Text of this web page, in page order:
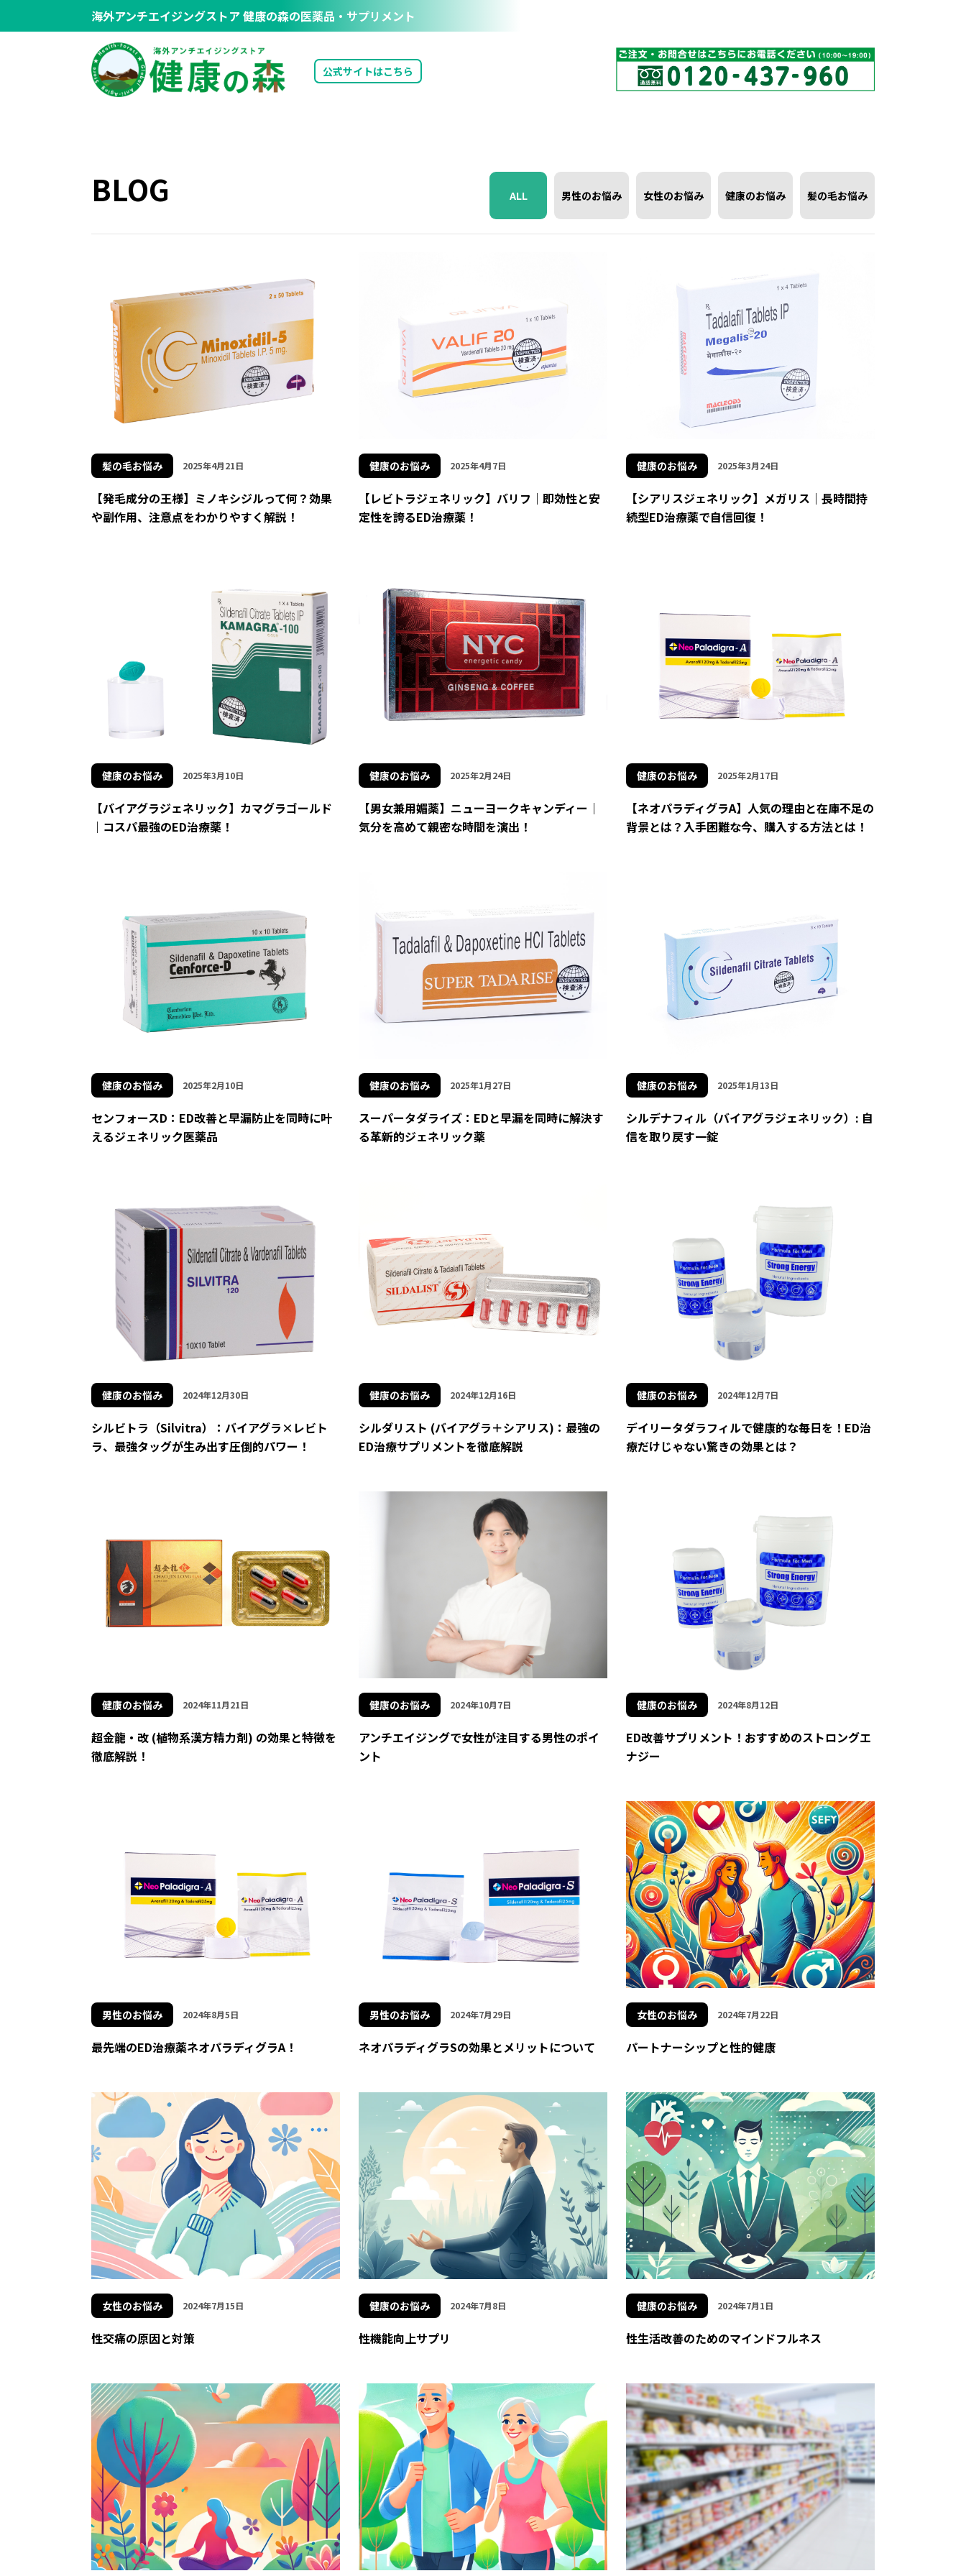
海外アンチエイジングストア健康の森の医薬品・サプリメント
公式サイトはこちら
BLOG ALL 男性のお悩み 女性のお悩み 健康のお悩み 髪の毛お悩み
髪の毛お悩み 2025年4月21日
【発毛成分の王様】ミノキシジルって何？効果
や副作用、注意点をわかりやすく解説！
健康のお悩み 2025年4月7日
【レビトラジェネリック】バリフ｜即効性と安
定性を誇るED治療薬！
健康のお悩み 2025年3月24日
【シアリスジェネリック】メガリス｜長時間持
続型ED治療薬で自信回復！
健康のお悩み 2025年3月10日
【バイアグラジェネリック】カマグラゴールド
｜コスパ最強のED治療薬！
健康のお悩み 2025年2月24日
【男女兼用媚薬】ニューヨークキャンディー｜
気分を高めて親密な時間を演出！
健康のお悩み 2025年2月17日
【ネオパラディグラA】人気の理由と在庫不足の
背景とは？入手困難な今、購入する方法とは！
健康のお悩み 2025年2月10日
センフォースD：ED改善と早漏防止を同時に叶
えるジェネリック医薬品
健康のお悩み 2025年1月27日
スーパータダライズ：EDと早漏を同時に解決す
る革新的ジェネリック薬
健康のお悩み 2025年1月13日
シルデナフィル（バイアグラジェネリック）: 自
信を取り戻す一錠
健康のお悩み 2024年12月30日
シルビトラ（Silvitra）：バイアグラ×レビト
ラ、最強タッグが生み出す圧倒的パワー！
健康のお悩み 2024年12月16日
シルダリスト (バイアグラ＋シアリス)：最強の
ED治療サプリメントを徹底解説
健康のお悩み 2024年12月7日
デイリータダラフィルで健康的な毎日を！ED治
療だけじゃない驚きの効果とは？
健康のお悩み 2024年11月21日
超金龍・改 (植物系漢方精力剤) の効果と特徴を
徹底解説！
健康のお悩み 2024年10月7日
アンチエイジングで女性が注目する男性のポイ
ント
健康のお悩み 2024年8月12日
ED改善サプリメント！おすすめのストロングエ
ナジー
男性のお悩み 2024年8月5日
最先端のED治療薬ネオパラディグラA！
男性のお悩み 2024年7月29日
ネオパラディグラSの効果とメリットについて
女性のお悩み 2024年7月22日
パートナーシップと性的健康
女性のお悩み 2024年7月15日
性交痛の原因と対策
健康のお悩み 2024年7月8日
性機能向上サプリ
健康のお悩み 2024年7月1日
性生活改善のためのマインドフルネス